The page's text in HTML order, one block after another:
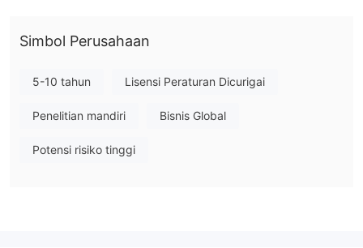
Kelebihan dan Kekurangan
Pencarian WHOIS menunjukkan bahwa domain poems.com.sg
adalah "ok".
Apa yang Bisa Saya Perdagangkan di Poems?
Simbol Perusahaan
5-10 tahun Lisensi Peraturan Dicurigai
Penelitian mandiri Bisnis Global
Potensi risiko tinggi